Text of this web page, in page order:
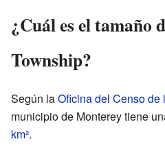
¿Cuál es el tamaño
Township?
Según laOficina del Censo
municipio de Monterey tiene
km².